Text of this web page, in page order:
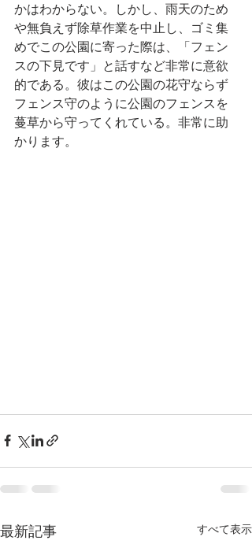
かはわからない。しかし、雨天のため
や無負えず除草作業を中止し、ゴミ集
めでこの公園に寄った際は、「フェン
スの下見です」と話すなど非常に意欲
的である。彼はこの公園の花守ならず
フェンス守のように公園のフェンスを
蔓草から守ってくれている。非常に助
かります。
最新記事 すべて表示